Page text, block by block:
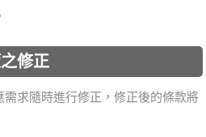
修正
求隨時進行修正，修正後的條款將